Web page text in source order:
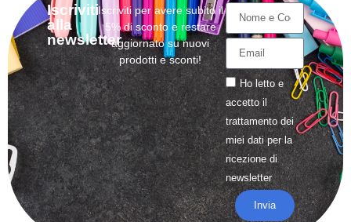
Iscriviti
alla
newsletter
Iscriviti per avere subito il
5% di sconto e restare
aggiornato su nuovi
prodotti e sconti!
Ho letto e
accetto il
trattamentodei
miei dati per la
ricezione di
newsletter
Invia